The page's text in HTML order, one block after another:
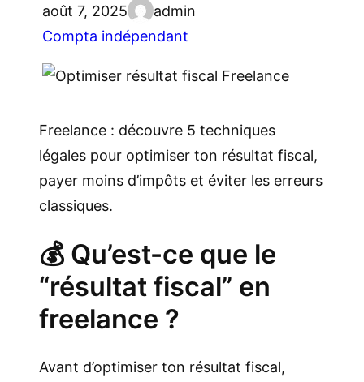
août 7, 2025
admin
Compta indépendant
Freelance : découvre 5 techniques
légales pour optimiser ton résultat fiscal,
payer moins d’impôts et éviter les erreurs
classiques.
💰 Qu’est-ce que le
“résultat fiscal” en
freelance ?
Avant d’optimiser ton résultat fiscal,